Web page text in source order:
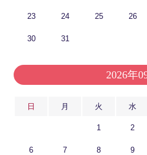
23 24 25 26
30 31
2026年
日 月 火 水
1 2
6 7 8 9